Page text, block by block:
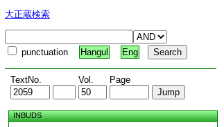
大正蔵検索
punctuation Hangul Eng
TextNo. Vol. Page
INBUDS